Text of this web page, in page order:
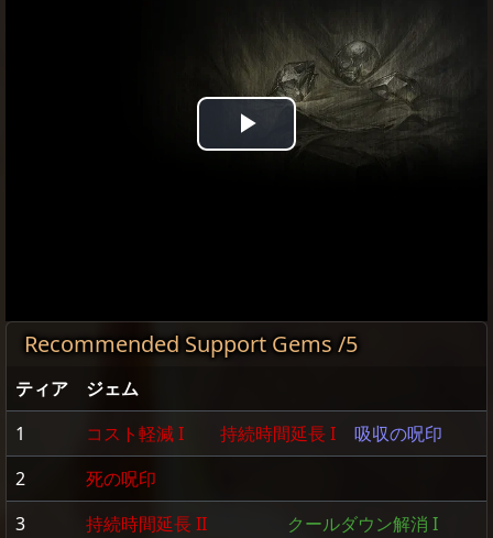
Play
Recommended Support Gems /5
ティア
ジェム
1
コスト軽減 I 持続時間延長 I
吸収の呪印
2
死の呪印
3
持続時間延長 II
クールダウン解消 I